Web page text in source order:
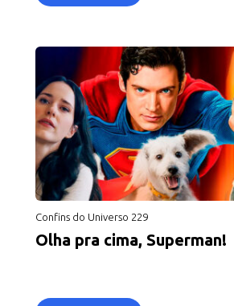
Confins do Universo 229
Olha pra cima, Superman!